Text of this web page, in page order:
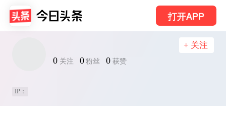
打开APP
0 关注 0 粉丝 0 获赞
+ 关注
IP：